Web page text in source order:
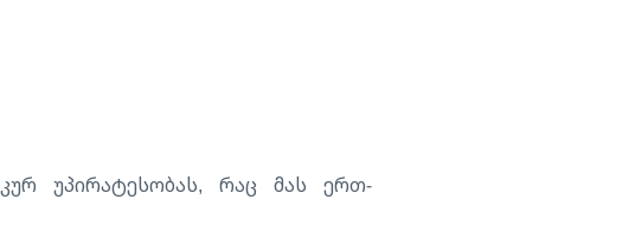
უპირატესობას, რაც მას ერთ-